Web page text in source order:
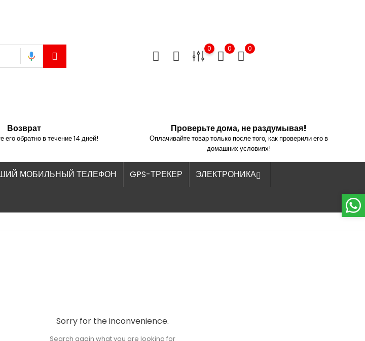
0 0 0
Возврат
его обратно в течение 14 дней!
Проверьте дома, не раздумывая!
Оплачивайте товар только после того, как проверили его в
домашних условиях!
МОБИЛЬНЫЙ ТЕЛЕФОН GPS-ТРЕКЕР ЭЛЕКТРОНИКА
Sorry for the inconvenience.
Search again what you are looking for